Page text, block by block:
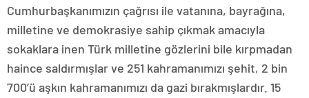
Cumhurbaşkanımızın çağrısı ile vatanına, bayrağına,
milletine ve demokrasiye sahip çıkmak amacıyla
sokaklara inen Türk milletine gözlerini bile kırpmadan
haince saldırmışlar ve 251 kahramanımızı şehit, 2 bin
700’ü aşkın kahramanımızı da gazi bırakmışlardır. 15